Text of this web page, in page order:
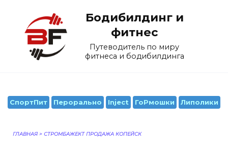
содержанию
Бодибилдинг и
фитнес
Путеводитель по миру
фитнеса и бодибилдинга
СпортПит Перорально Inject ГоРмошки Липолики
ГЛАВНАЯ > СТРОМБАЖЕКТ ПРОДАЖА КОПЕЙСК